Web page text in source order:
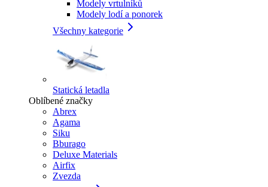
Modely vrtulníků
Modely lodí a ponorek
Všechny kategorie
Statická letadla
Oblíbené značky
Abrex
Agama
Siku
Bburago
Deluxe Materials
Airfix
Zvezda